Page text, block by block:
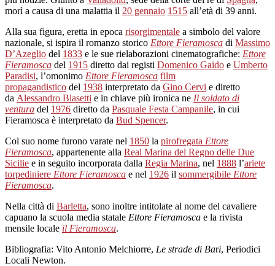
morì a causa di una malattia il 20 gennaio 1515 all’età di 39 anni.
Alla sua figura, eretta in epoca risorgimentale a simbolo del valore
nazionale, si ispira il romanzo storico Ettore Fieramosca di Massimo
D’Azeglio del 1833 e le sue rielaborazioni cinematografiche: Ettore
Fieramosca del 1915 diretto dai registi Domenico Gaido e Umberto
Paradisi, l’omonimo Ettore Fieramosca film
propagandistico del 1938 interpretato da Gino Cervi e diretto
da Alessandro Blasetti e in chiave più ironica ne Il soldato di
ventura del 1976 diretto da Pasquale Festa Campanile, in cui
Fieramosca è interpretato da Bud Spencer.
Col suo nome furono varate nel 1850 la pirofregata Ettore
Fieramosca, appartenente alla Real Marina del Regno delle Due
Sicilie e in seguito incorporata dalla Regia Marina, nel 1888 l’ariete
torpediniere Ettore Fieramosca e nel 1926 il sommergibile Ettore
Fieramosca.
Nella città di Barletta, sono inoltre intitolate al nome del cavaliere
capuano la scuola media statale Ettore Fieramosca e la rivista
mensile locale il Fieramosca.
Bibliografia: Vito Antonio Melchiorre, Le strade di Bari, Periodici
Locali Newton.